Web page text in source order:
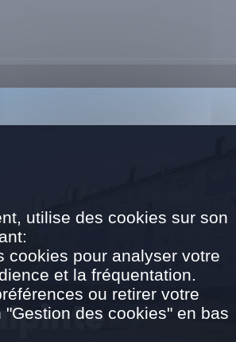
utilise des cookies sur son
cookies pour analyser votre
et la fréquentation.
ou retirer votre
des cookies" en bas